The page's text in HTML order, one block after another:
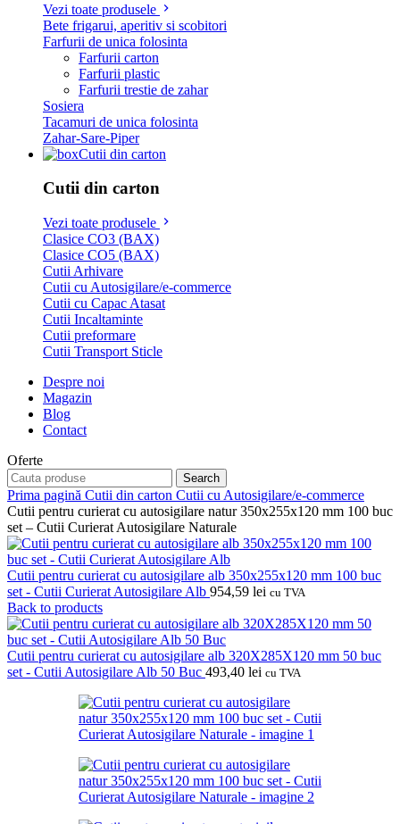
Vezi toate produsele
Bete frigarui, aperitiv si scobitori
Farfurii de unica folosinta
Farfurii carton
Farfurii plastic
Farfurii trestie de zahar
Sosiera
Tacamuri de unica folosinta
Zahar-Sare-Piper
Cutii din carton
Cutii din carton
Vezi toate produsele
Clasice CO3 (BAX)
Clasice CO5 (BAX)
Cutii Arhivare
Cutii cu Autosigilare/e-commerce
Cutii cu Capac Atasat
Cutii Incaltaminte
Cutii preformare
Cutii Transport Sticle
Despre noi
Magazin
Blog
Contact
Oferte
Search
Prima pagină Cutii din carton Cutii cu Autosigilare/e-commerce
Cutii pentru curierat cu autosigilare natur 350x255x120 mm 100 buc
set – Cutii Curierat Autosigilare Naturale
Cutii pentru curierat cu autosigilare alb 350x255x120 mm 100 buc
set - Cutii Curierat Autosigilare Alb 954,59 lei cu TVA
Back to products
Cutii pentru curierat cu autosigilare alb 320X285X120 mm 50 buc
set - Cutii Autosigilare Alb 50 Buc 493,40 lei cu TVA